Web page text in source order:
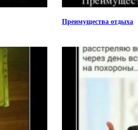
Преимущества отдыха